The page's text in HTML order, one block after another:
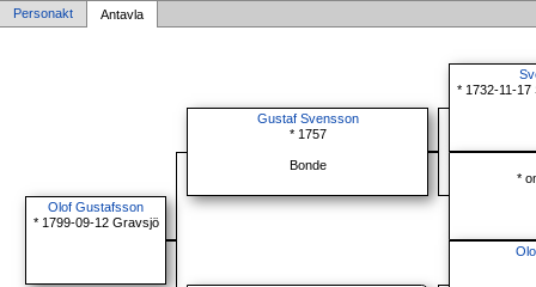
Personakt Antavla
Olof Gustafsson
* 1799-09-12 Gravsjö
Gustaf Svensson
* 1757
Bonde
* 1732-11-17
*